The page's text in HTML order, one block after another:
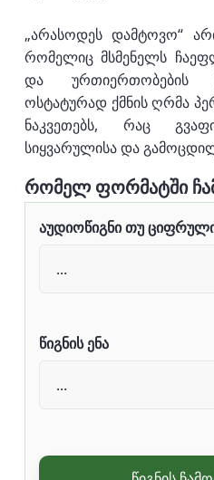
„არასოდეს დამტოვო“
რომელიც მსმენელს
და ურთიერთობების
ოსტატურად ქმნის ღრმა
ნაკვეთებს, რაც
სიყვარულისა და
რომელ ფორმატში
აუდიოწიგნი თუ
წიგნის ენა